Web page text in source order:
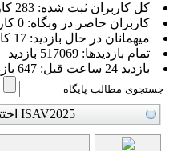
كل کاربران ثبت شده: 283 کاربر
کاربران حاضر در وبگاه: 0 کاربر
ميهمانان در حال بازديد: 17 کاربر
تمام بازديد‌ها: 517069 بازدید
بازديد 24 ساعت قبل: 647 بازدید
اختتامیه ISAV2025